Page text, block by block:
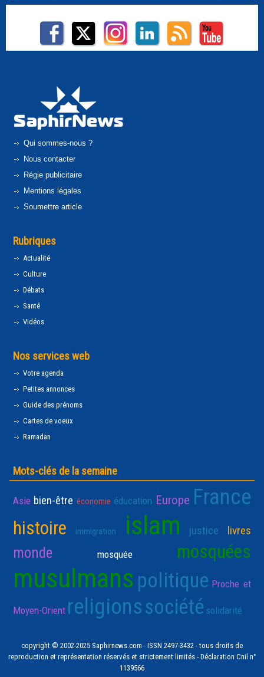
Qui sommes-nous ?
Nous contacter
Régie publicitaire
Mentions légales
Soumettre article
Rubriques
Actualité
Culture
Débats
Santé
Vidéos
Nos services web
Votre agenda
Petites annonces
Guide des prénoms
Cartes de voeux
Ramadan
Mots-clés de la semaine
Asie bien-être économie éducation Europe France
histoire immigration islam justice livres
monde mosquée mosquées
musulmans politique Proche et
Moyen-Orient religionssociété solidarité
copyright © 2002-2025 Saphirnews.com - ISSN 2497-3432 - tous droits de
reproduction et représentation réservés et strictement limités - Déclaration Cnil n°
1139566